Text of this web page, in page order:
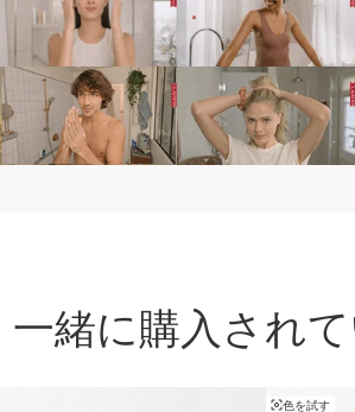
一緒に購入され
色を試す